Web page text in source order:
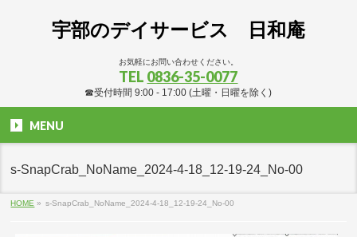
宇部のデイサービス 日和庵
お気軽にお問い合わせください。
TEL 0836-35-0077
☎受付時間 9:00 - 17:00 (土曜・日曜を除く)
MENU
s-SnapCrab_NoName_2024-4-18_12-19-24_No-00
HOME » s-SnapCrab_NoName_2024-4-18_12-19-24_No-00